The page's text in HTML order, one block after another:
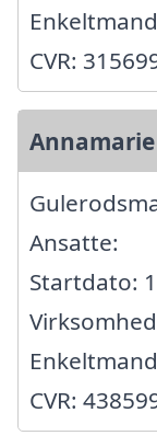
CVR:
Ansatte:
Startdato:
CVR: